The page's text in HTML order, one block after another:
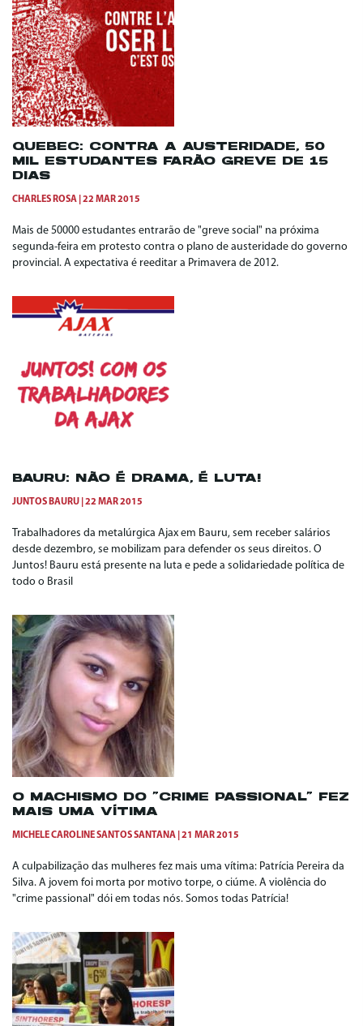
QUEBEC: CONTRA A AUSTERIDADE, 50
MIL ESTUDANTES FARÃO GREVE DE 15
DIAS
CHARLES ROSA 22 MAR 2015
Mais de 50000 estudantes entrarão de "greve social" na próxima
segunda-feira em protesto contra o plano de austeridade do governo
provincial. A expectativa é reeditar a Primavera de 2012.
BAURU: NÃO É DRAMA, É LUTA!
JUNTOS BAURU 22 MAR 2015
Trabalhadores da metalúrgica Ajax em Bauru, sem receber salários
desde dezembro, se mobilizam para defender os seus direitos. O
Juntos! Bauru está presente na luta e pede a solidariedade política de
todo o Brasil
O MACHISMO DO “CRIME PASSIONAL” FEZ
MAIS UMA VÍTIMA
MICHELE CAROLINE SANTOS SANTANA 21 MAR 2015
A culpabilização das mulheres fez mais uma vítima: Patrícia Pereira da
Silva. A jovem foi morta por motivo torpe, o ciúme. A violência do
"crime passional" dói em todas nós. Somos todas Patrícia!